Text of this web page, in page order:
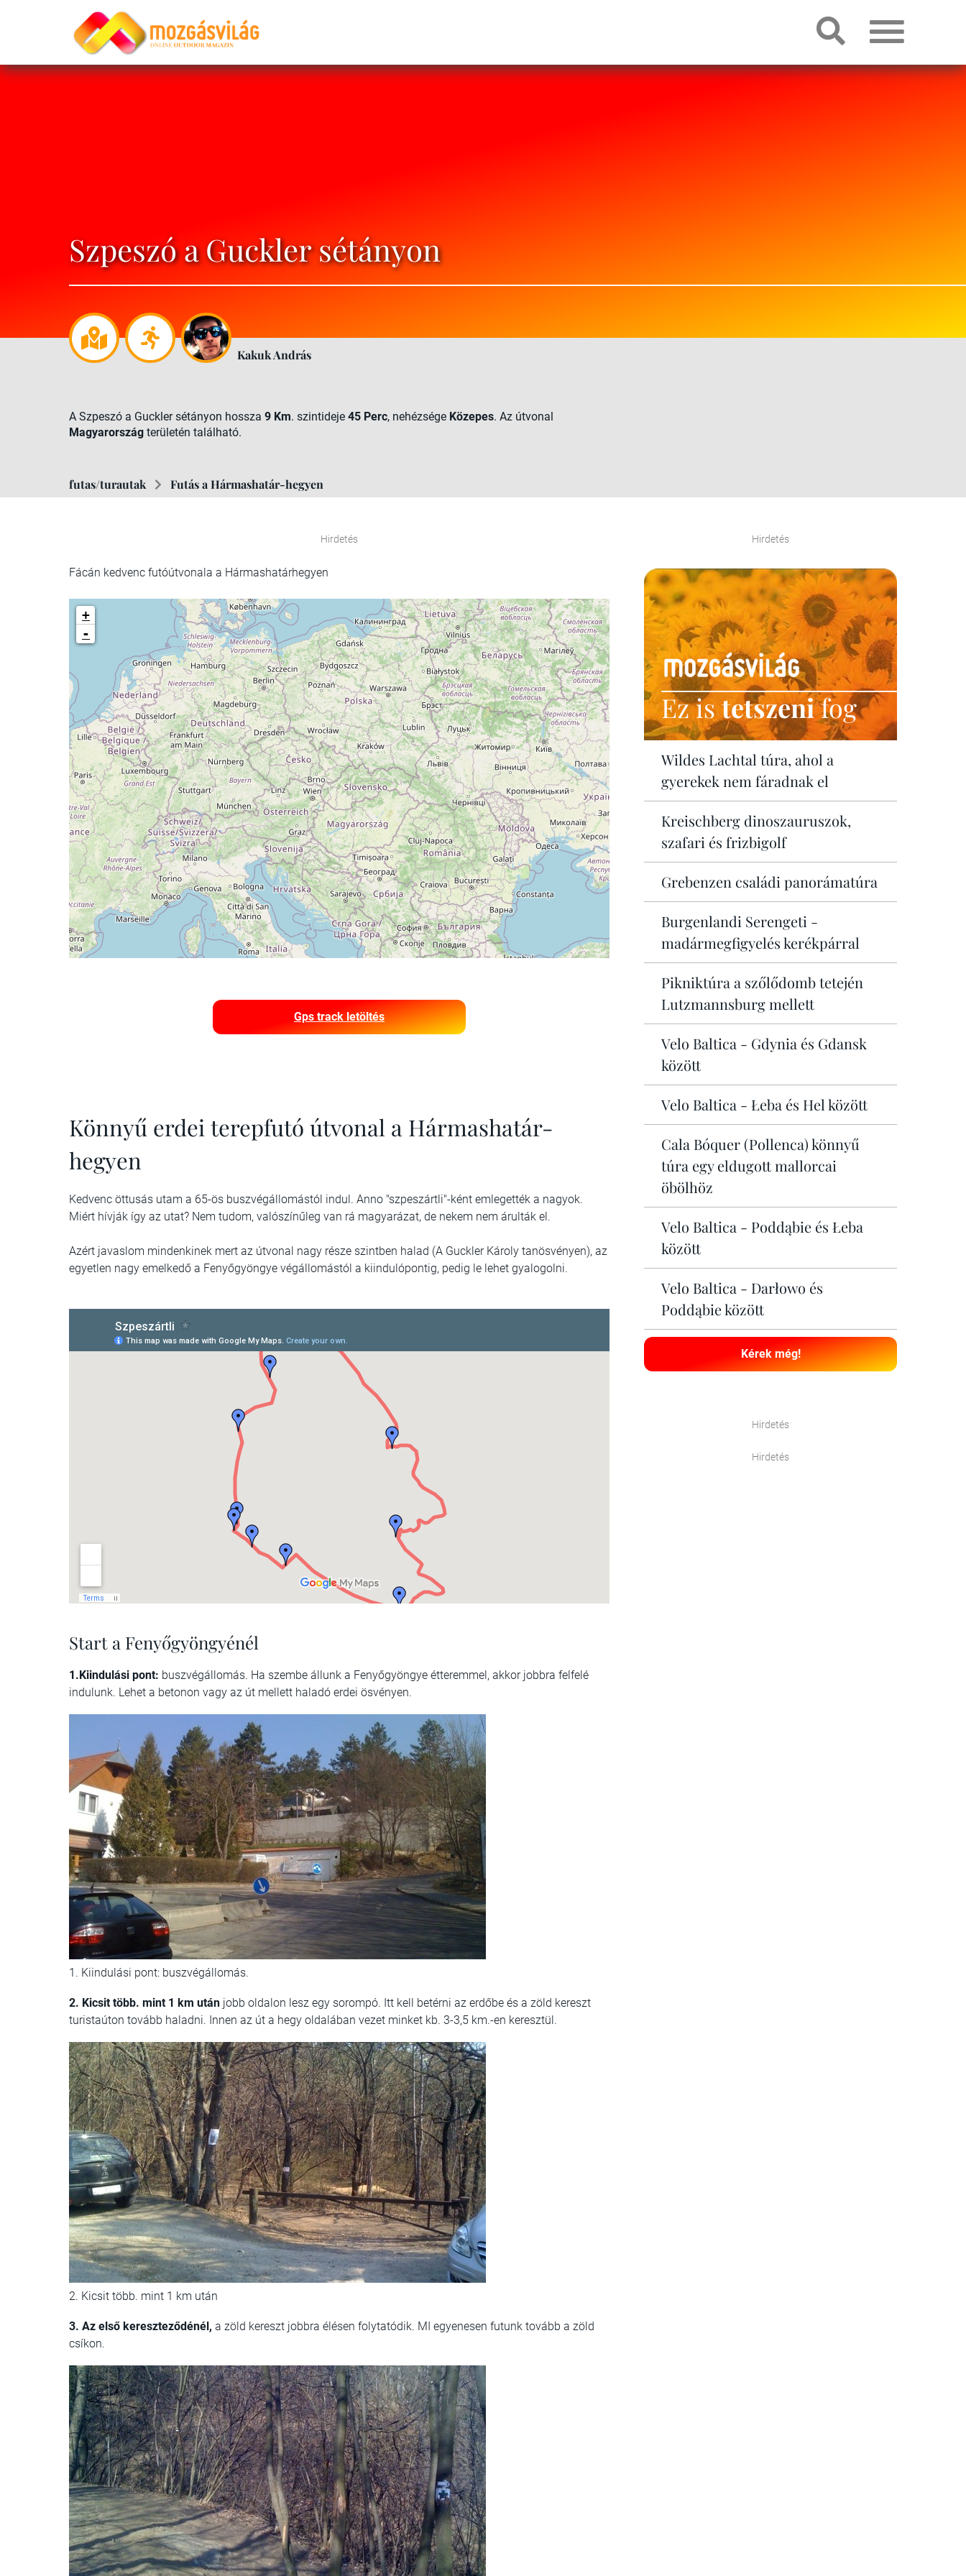
Szpeszó a Guckler sétányon
Kakuk András
A Szpeszó a Guckler sétányon hossza 9 Km. szintideje 45 Perc, nehézsége Közepes. Az útvonal
Magyarország területén található.
futas/turautak Futás a Hármashatár-hegyen
Hirdetés
Fácán kedvenc futóútvonala a Hármashatárhegyen
+
-
Gps track letöltés
Könnyű erdei terepfutó útvonal a Hármashatár-
hegyen
Kedvenc öttusás utam a 65-ös buszvégállomástól indul. Anno "szpeszártli"-ként emlegették a nagyok.
Miért hívják így az utat? Nem tudom, valószínűleg van rá magyarázat, de nekem nem árulták el.
Azért javaslom mindenkinek mert az útvonal nagy része szintben halad (A Guckler Károly tanösvényen), az
egyetlen nagy emelkedő a Fenyőgyöngye végállomástól a kiindulópontig, pedig le lehet gyalogolni.
Start a Fenyőgyöngyénél
1.Kiindulási pont: buszvégállomás. Ha szembe állunk a Fenyőgyöngye étteremmel, akkor jobbra felfelé
indulunk. Lehet a betonon vagy az út mellett haladó erdei ösvényen.
1. Kiindulási pont: buszvégállomás.
2. Kicsit több. mint 1 km után jobb oldalon lesz egy sorompó. Itt kell betérni az erdőbe és a zöld kereszt
turistaúton tovább haladni. Innen az út a hegy oldalában vezet minket kb. 3-3,5 km.-en keresztül.
2. Kicsit több. mint 1 km után
3. Az első kereszteződénél, a zöld kereszt jobbra élésen folytatódik. MI egyenesen futunk tovább a zöld
csíkon.
Hirdetés
Ez istetszenifog
Wildes Lachtal túra, ahol a
gyerekek nem fáradnak el
Kreischberg dinoszauruszok,
szafari és frizbigolf
Grebenzen családi panorámatúra
Burgenlandi Serengeti -
madármegfigyelés kerékpárral
Pikniktúra a szőlődomb tetején
Lutzmannsburg mellett
Velo Baltica - Gdynia és Gdansk
között
Velo Baltica - Łeba és Hel között
Cala Bóquer (Pollenca) könnyű
túra egy eldugott mallorcai
öbölhöz
Velo Baltica - Poddąbie és Łeba
között
Velo Baltica - Darłowo és
Poddąbie között
Kérek még!
Hirdetés
Hirdetés